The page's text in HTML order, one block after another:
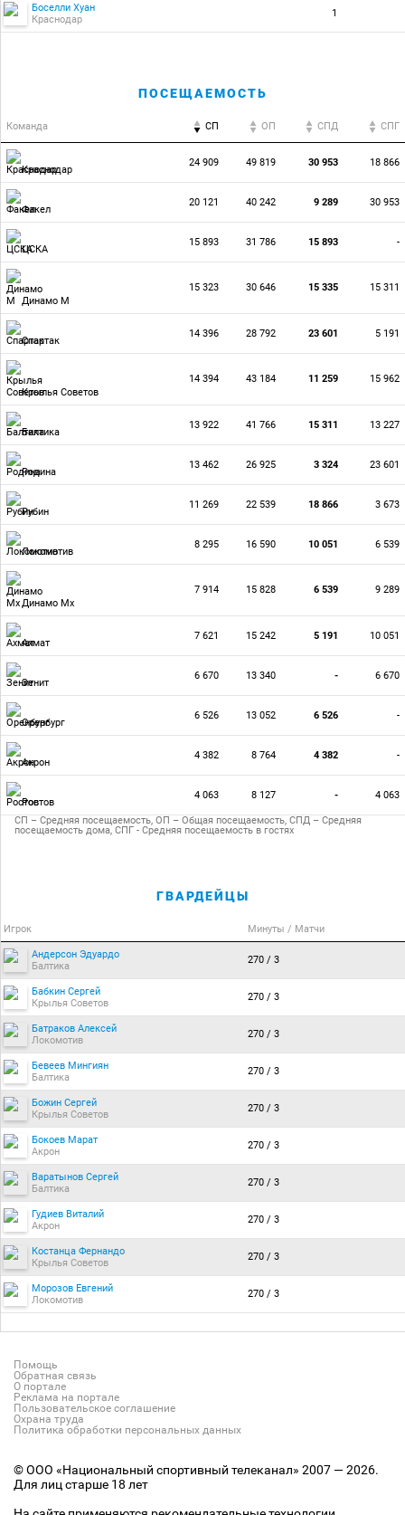
Боселли Хуан
Краснодар
1
ПОСЕЩАЕМОСТЬ
Команда СП ОП CПД CПГ
Краснодар
24 909 49 819 30 953 18 866
Факел
20 121 40 242 9 289 30 953
ЦСКА
15 893 31 786 15 893 -
Динамо М
15 323 30 646 15 335 15 311
Спартак
14 396 28 792 23 601 5 191
Крылья Советов
14 394 43 184 11 259 15 962
Балтика
13 922 41 766 15 311 13 227
Родина
13 462 26 925 3 324 23 601
Рубин
11 269 22 539 18 866 3 673
Локомотив
8 295 16 590 10 051 6 539
Динамо Мх
7 914 15 828 6 539 9 289
Ахмат
7 621 15 242 5 191 10 051
Зенит
6 670 13 340 - 6 670
Оренбург
6 526 13 052 6 526 -
Акрон
4 382 8 764 4 382 -
Ростов
4 063 8 127 - 4 063
СП – Средняя посещаемость, ОП – Общая посещаемость, СПД – Средняя
посещаемость дома, СПГ - Средняя посещаемость в гостях
ГВАРДЕЙЦЫ
Игрок Минуты / Матчи
Андерсон Эдуардо
Балтика
270 / 3
Бабкин Сергей
Крылья Советов
270 / 3
Батраков Алексей
Локомотив
270 / 3
Бевеев Мингиян
Балтика
270 / 3
Божин Сергей
Крылья Советов
270 / 3
Бокоев Марат
Акрон
270 / 3
Варатынов Сергей
Балтика
270 / 3
Гудиев Виталий
Акрон
270 / 3
Костанца Фернандо
Крылья Советов
270 / 3
Морозов Евгений
Локомотив
270 / 3
Помощь
Обратная связь
О портале
Реклама на портале
Пользовательское соглашение
Охрана труда
Политика обработки персональных данных
© ООО «Национальный спортивный телеканал» 2007 — 2026.
Для лиц старше 18 лет